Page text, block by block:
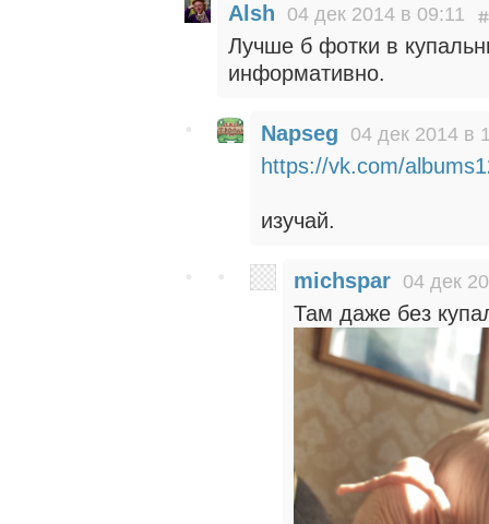
Alsh 04 дек 2014 в 09:11
Лучше б фотки в
информативно.
Napseg 04 дек 2014 в
https://vk.com/
изучай.
michspar 04 дек
Там даже без